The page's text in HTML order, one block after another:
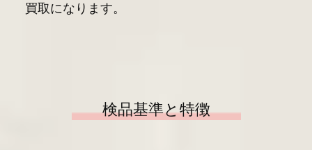
買取になります。
検品基準と特徴